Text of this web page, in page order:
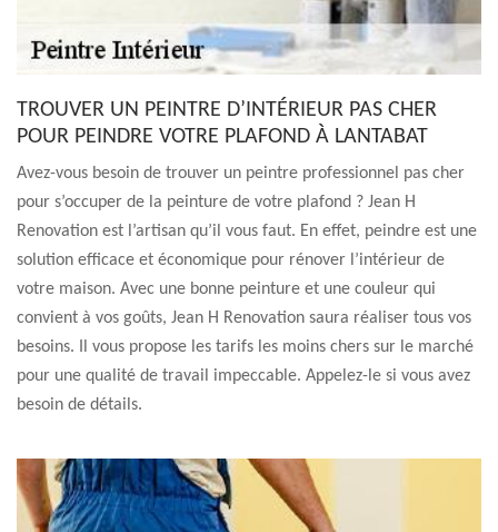
TROUVER UN PEINTRE D’INTÉRIEUR PAS CHER
POUR PEINDRE VOTRE PLAFOND À LANTABAT
Avez-vous besoin de trouver un peintre professionnel pas cher
pour s’occuper de la peinture de votre plafond ? Jean H
Renovation est l’artisan qu’il vous faut. En effet, peindre est une
solution efficace et économique pour rénover l’intérieur de
votre maison. Avec une bonne peinture et une couleur qui
convient à vos goûts, Jean H Renovation saura réaliser tous vos
besoins. Il vous propose les tarifs les moins chers sur le marché
pour une qualité de travail impeccable. Appelez-le si vous avez
besoin de détails.